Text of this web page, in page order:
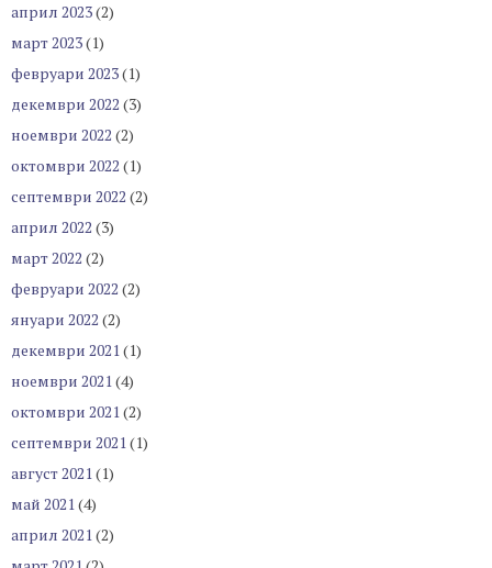
април 2023(2)
март 2023(1)
февруари 2023(1)
декември 2022 (3)
ноември 2022 (2)
октомври 2022 (1)
септември 2022 (2)
април 2022 (3)
март 2022 (2)
февруари 2022 (2)
януари 2022 (2)
декември 2021(1)
ноември 2021(4)
октомври 2021(2)
септември 2021(1)
август 2021(1)
май 2021(4)
април 2021(2)